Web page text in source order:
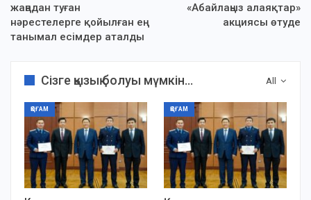
жаңадан туған
нәрестелерге қойылған ең
танымал есімдер аталды
«Абайлаңыз алаяқтар»
акциясы өтуде
All
Сізге қызық болуы мүмкін...
ҚОҒАМ ҚОҒАМ